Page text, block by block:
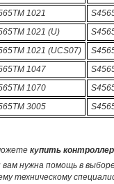
1021
1021 (U)
1021 (UCS07)
1047
1070
3005
купить контроллер
вам нужна помощь в
техническому